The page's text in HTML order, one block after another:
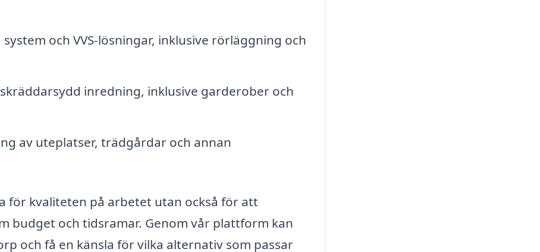
och VVS-lösningar, inklusive rörläggning och
inredning, inklusive garderober och
av uteplatser, trädgårdar och annan
för kvaliteten på arbetet utan också för att
budget och tidsramar. Genom vår plattform kan
och få en känsla för vilka alternativ som passar